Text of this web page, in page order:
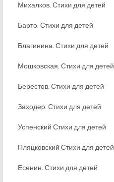
Михалков. Стихи для детей
Барто. Стихи для детей
Благинина. Стихи для детей
Мошковская. Стихи для детей
Берестов. Стихи для детей
Заходер. Стихи для детей
Успенский Стихи для детей
Пляцковский Стихи для детей
Есенин. Стихи для детей